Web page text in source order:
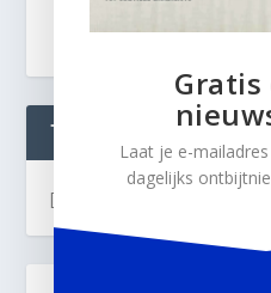
TWEETS
[custom-twitter-feeds]
Gratis
Laat je e-
dagelijks